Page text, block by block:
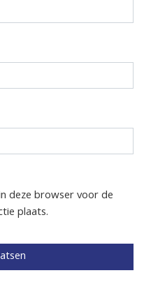
deze browser voor de
plaats.